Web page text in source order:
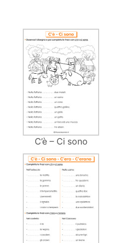
C’è – Ci sono